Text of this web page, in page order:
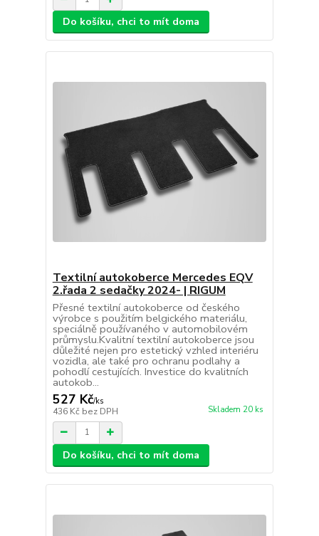
Do košíku, chci to mít doma
Textilní autokoberce Mercedes EQV
2.řada 2 sedačky 2024- | RIGUM
Přesné textilní autokoberce od českého
výrobce s použitím belgického materiálu,
speciálně používaného v automobilovém
průmyslu.Kvalitní textilní autokoberce jsou
důležité nejen pro estetický vzhled interiéru
vozidla, ale také pro ochranu podlahy a
pohodlí cestujících. Investice do kvalitních
autokob...
527 Kč/ks
436 Kč bez DPH Skladem 20 ks
Do košíku, chci to mít doma